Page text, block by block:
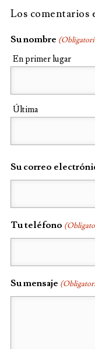
Los comentarios
Su nombre
En primer lugar
Última
Su correo
Tu teléfono
Su mensaje